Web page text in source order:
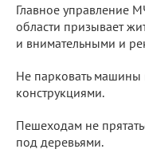
Главное управление
области призывает
и внимательными и
Не парковать
конструкциями.
Пешеходам не
под деревьями.